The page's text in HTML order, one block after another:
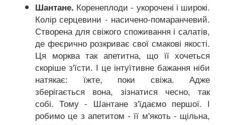
Шантане. Коренеплоди - укорочені і широкі.
Колір серцевини - насичено-помаранчевий.
Створена для свіжого споживання і салатів,
де феєрично розкриває свої смакові якості.
Ця морква так апетитна, що її хочеться
скоріше з'їсти. І це інтуїтивне бажання ніби
натякає: їжте, поки свіжа. Адже
зберігається вона, зізнатися чесно, так
собі. Тому - Шантане з'їдаємо першої. І
робимо це з апетитом - її м'якоть - щільна,